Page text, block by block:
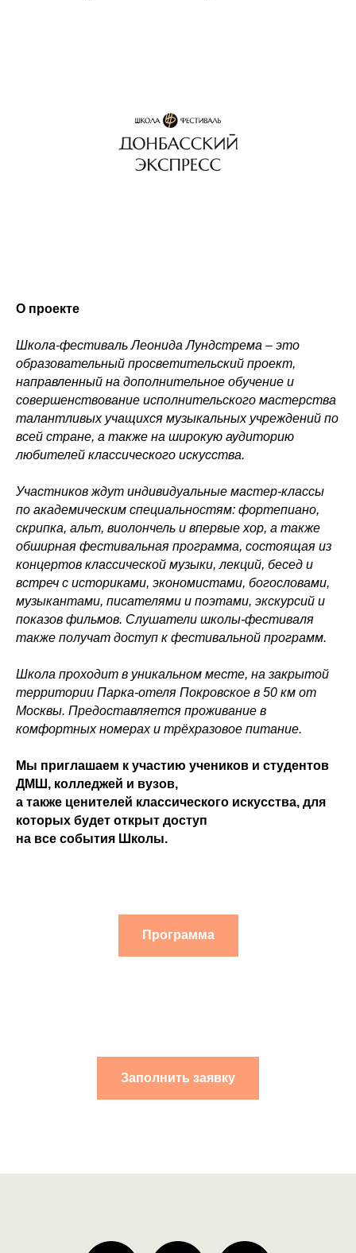
О проекте
Школа-фестиваль Леонида Лундстрема – это
образовательный просветительский проект,
направленный на дополнительное обучение и
совершенствование исполнительского мастерства
талантливых учащихся музыкальных учреждений по
всей стране, а также на широкую аудиторию
любителей классического искусства.
Участников ждут индивидуальные мастер-классы
по академическим специальностям: фортепиано,
скрипка, альт, виолончель и впервые хор, а также
обширная фестивальная программа, состоящая из
концертов классической музыки, лекций, бесед и
встреч с историками, экономистами, богословами,
музыкантами, писателями и поэтами, экскурсий и
показов фильмов. Слушатели школы-фестиваля
также получат доступ к фестивальной программ.
Школа проходит в уникальном месте, на закрытой
территории Парка-отеля Покровское в 50 км от
Москвы. Предоставляется проживание в
комфортных номерах и трёхразовое питание.
Мы приглашаем к участию учеников и студентов
ДМШ, колледжей и вузов,
а также ценителей классического искусства, для
которых будет открыт доступ
на все события Школы.
Программа
Заполнить заявку